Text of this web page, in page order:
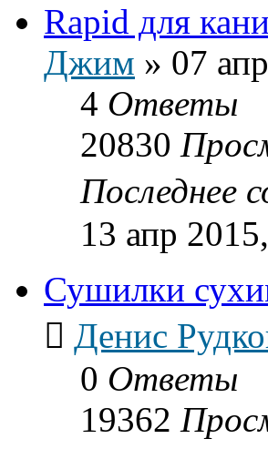
Rapid для
Джим » 07
4 Ответы
20830
Последнее
13 апр
Сушилки
Денис
0 Ответы
19362